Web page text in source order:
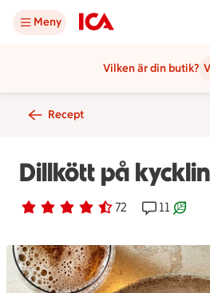
Meny
Vilken är din butik?
Recept
Dillkött på
Betyg 4.3 av 5. 72
72 personer har röstatReceptet
11